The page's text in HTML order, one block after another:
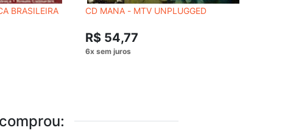
BRASILEIRA
CD MANA - MTV UNPLUGGED
R$ 54,77